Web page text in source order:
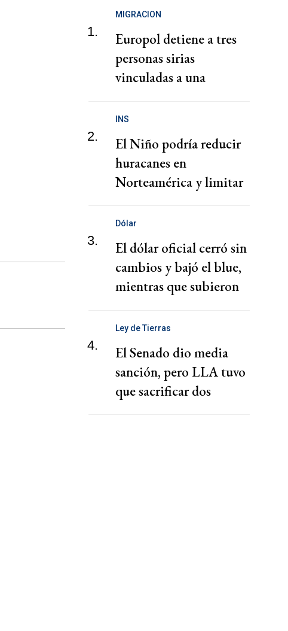
1.
MIGRACION
Europol detiene a tres
personas sirias
vinculadas a una
de migrantes
2.
INS
El Niño podría reducir
huracanes en
Norteamérica y limitar
Zurich
3.
Dólar
El dólar oficial cerró sin
cambios y bajó el blue,
mientras que subieron
4.
Ley de Tierras
El Senado dio media
sanción, pero LLA tuvo
que sacrificar dos